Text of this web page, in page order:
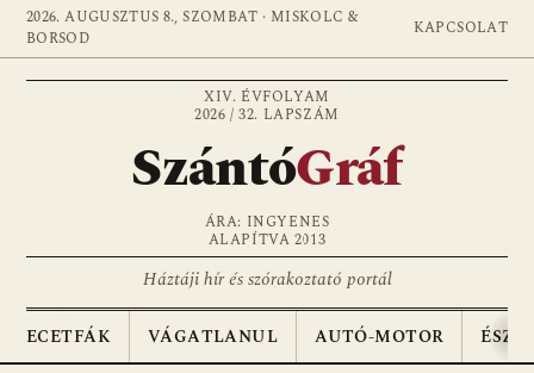
2026. AUGUSZTUS 8., SZOMBAT · MISKOLC &
BORSOD
KAPCSOLAT
XIV. ÉVFOLYAM
2026 / 32. LAPSZÁM
SzántóGráf
ÁRA: INGYENES
ALAPÍTVA 2013
Háztáji hír és szórakoztató portál
ECETFÁK VÁGATLANUL AUTÓ-MOTOR